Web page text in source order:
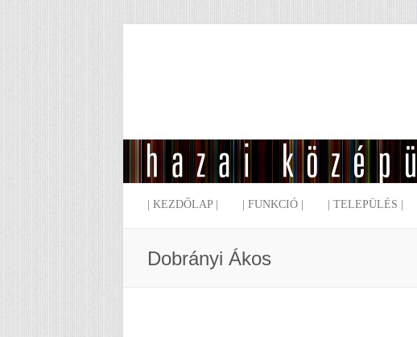
| KEZDŐLAP | | FUNKCIÓ | | TELEPÜLÉS |
Dobrányi Ákos